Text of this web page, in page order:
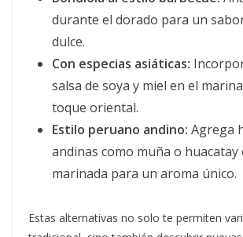
durante el dorado para un
dulce.
Con especias asiáticas:
salsa de soya y miel en el
toque oriental.
Estilo peruano andino: Agrega
andinas como muña o huacatay
marinada para un aroma único.
Estas alternativas no solo te permiten